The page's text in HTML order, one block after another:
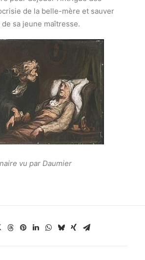
de la belle-mère et sauver
sa jeune maîtresse.
vu par Daumier